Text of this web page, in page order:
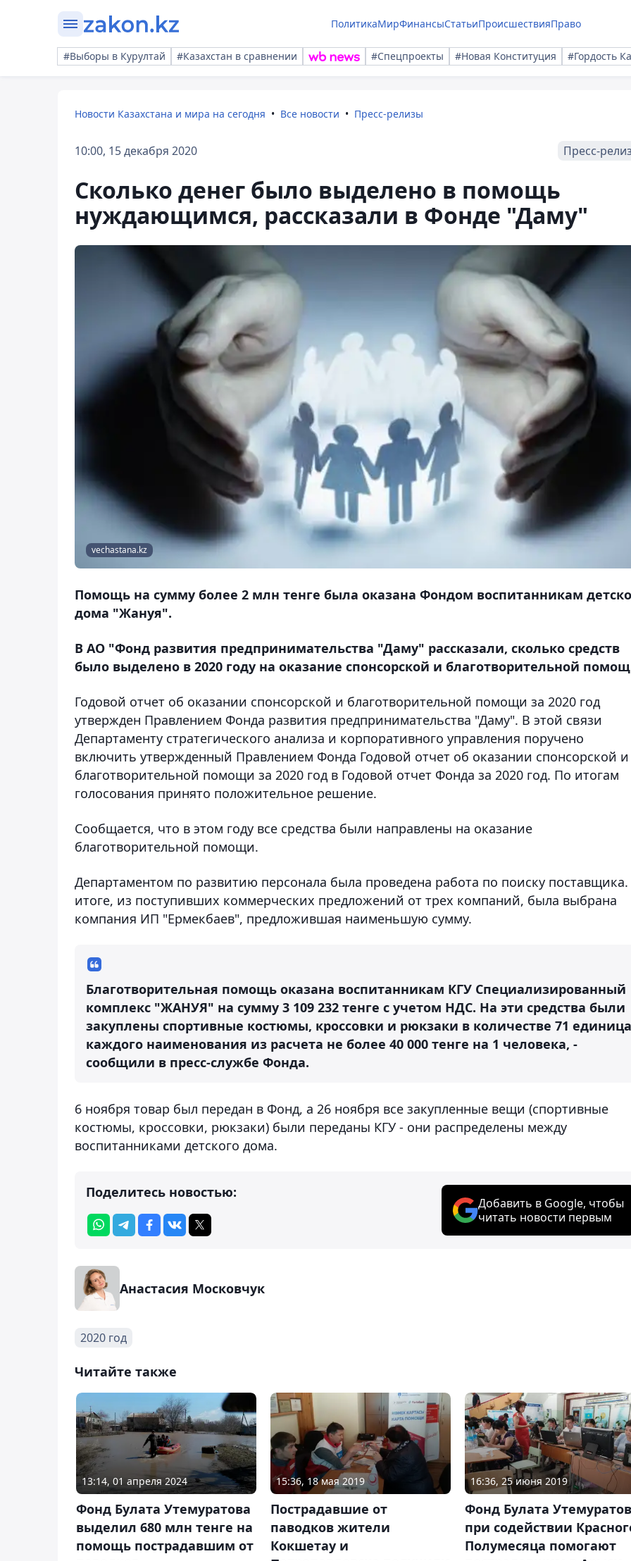
ПолитикаМирФинансыСтатьиПроисшествияПраво
#Выборы в Курултай #Казахстан в сравнении #Спецпроекты #Новая Конституция #Гордость
Новости Казахстана и мира на сегодня Все новости Пресс-релизы
10:00, 15 декабря 2020 Пресс-
Сколько денег было выделено в помощь
нуждающимся, рассказали в Фонде "Даму"
vechastana.kz
Помощь на сумму более 2 млн тенге была оказана Фондом воспитанникам
дома "Жануя".
В АО "Фонд развития предпринимательства "Даму" рассказали, сколько средств
было выделено в 2020 году на оказание спонсорской и благотворительной
Годовой отчет об оказании спонсорской и благотворительной помощи за 2020 год
утвержден Правлением Фонда развития предпринимательства "Даму". В этой связи
Департаменту стратегического анализа и корпоративного управления поручено
включить утвержденный Правлением Фонда Годовой отчет об оказании спонсорской и
благотворительной помощи за 2020 год в Годовой отчет Фонда за 2020 год. По итогам
голосования принято положительное решение.
Сообщается, что в этом году все средства были направлены на оказание
благотворительной помощи.
Департаментом по развитию персонала была проведена работа по поиску
итоге, из поступивших коммерческих предложений от трех компаний, была выбрана
компания ИП "Ермекбаев", предложившая наименьшую сумму.
Благотворительная помощь оказана воспитанникам КГУ Специализированный
комплекс "ЖАНУЯ" на сумму 3 109 232 тенге с учетом НДС. На эти средства были
закуплены спортивные костюмы, кроссовки и рюкзаки в количестве 71 единица
каждого наименования из расчета не более 40 000 тенге на 1 человека, -
сообщили в пресс-службе Фонда.
6 ноября товар был передан в Фонд, а 26 ноября все закупленные вещи (спортивные
костюмы, кроссовки, рюкзаки) были переданы КГУ - они распределены между
воспитанниками детского дома.
Поделитесь новостью:
Добавить в Google, чтобы
читать новости первым
Анастасия Московчук
2020 год
Читайте также
13:14, 01 апреля 2024
Фонд Булата Утемуратова
выделил 680 млн тенге на
помощь пострадавшим от
15:36, 18 мая 2019
Пострадавшие от
паводков жители
Кокшетау и
16:36, 25 июня 2019
Фонд Булата
при содействии
Полумесяца помогают